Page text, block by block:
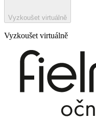
Vyzkoušet virtuálně
Vyzkoušet virtuálně